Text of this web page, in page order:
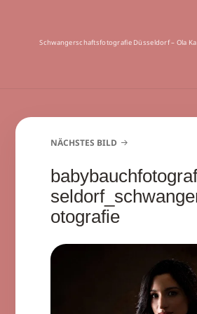
Schwangerschaftsfotografie Düsseldorf – Ola
NÄCHSTES BILD
otografie